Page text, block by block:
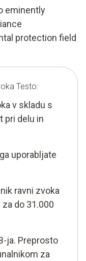
eminently
protection field
Testo:
v skladu s
pri delu in
uporabljate
ravni zvoka
do 31.000
ja. Preprosto
za